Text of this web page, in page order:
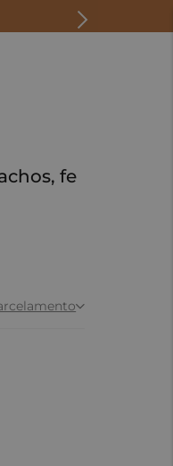
fe